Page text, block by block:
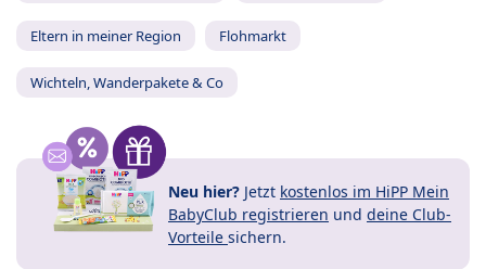
Eltern in meiner Region Flohmarkt
Wichteln, Wanderpakete & Co
Neu hier? Jetzt kostenlos im HiPP Mein
BabyClub registrieren und deine Club-
Vorteile sichern.